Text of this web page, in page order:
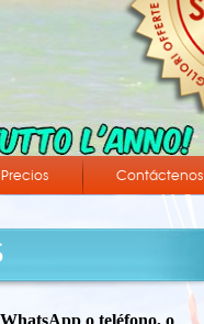
Precios Contáctenos
o teléfono, o